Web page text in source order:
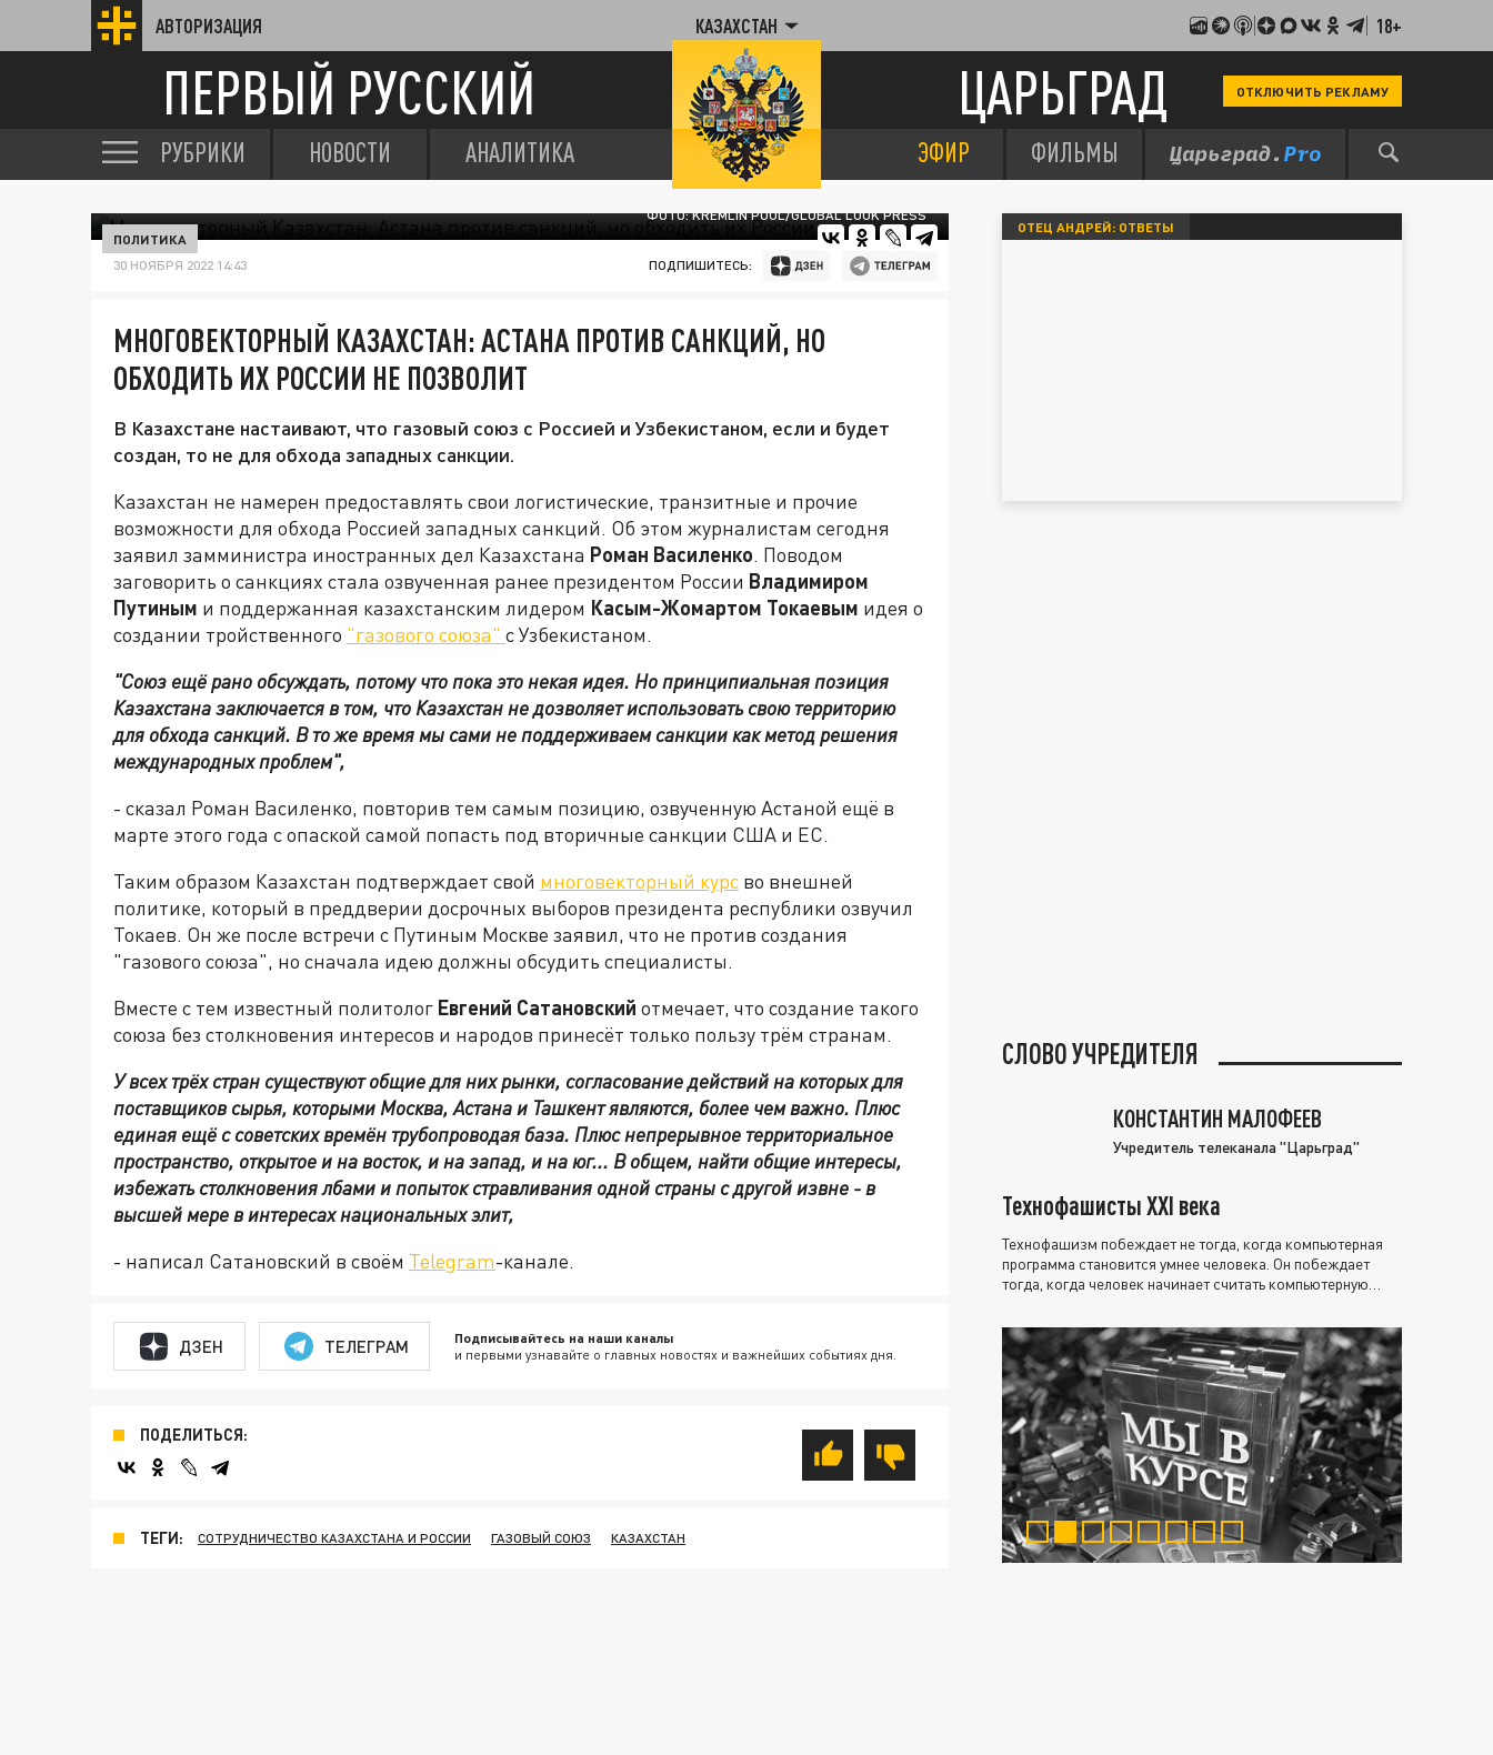
АВТОРИЗАЦИЯ КАЗАХСТАН 18+
ПЕРВЫЙ РУССКИЙ ЦАРЬГРАД ОТКЛЮЧИТЬ РЕКЛАМУ
РУБРИКИ НОВОСТИ АНАЛИТИКА ЭФИР ФИЛЬМЫ
ФОТО: KREMLIN POOL/GLOBAL LOOK PRESS
ПОЛИТИКА
30 НОЯБРЯ 2022 14:43 ПОДПИШИТЕСЬ:
МНОГОВЕКТОРНЫЙ КАЗАХСТАН: АСТАНА ПРОТИВ САНКЦИЙ, НО
ОБХОДИТЬ ИХ РОССИИ НЕ ПОЗВОЛИТ
В Казахстане настаивают, что газовый союз с Россией и Узбекистаном, если и будет
создан, то не для обхода западных санкции.
Казахстан не намерен предоставлять свои логистические, транзитные и прочие
возможности для обхода Россией западных санкций. Об этом журналистам сегодня
заявил замминистра иностранных дел Казахстана Роман Василенко. Поводом
заговорить о санкциях стала озвученная ранее президентом России Владимиром
Путиным и поддержанная казахстанским лидером Касым-Жомартом Токаевым идея о
создании тройственного "газового союза" с Узбекистаном.
"Союз ещё рано обсуждать, потому что пока это некая идея. Но принципиальная позиция
Казахстана заключается в том, что Казахстан не дозволяет использовать свою территорию
для обхода санкций. В то же время мы сами не поддерживаем санкции как метод решения
международных проблем",
- сказал Роман Василенко, повторив тем самым позицию, озвученную Астаной ещё в
марте этого года с опаской самой попасть под вторичные санкции США и ЕС.
Таким образом Казахстан подтверждает свой многовекторный курс во внешней
политике, который в преддверии досрочных выборов президента республики озвучил
Токаев. Он же после встречи с Путиным Москве заявил, что не против создания
"газового союза", но сначала идею должны обсудить специалисты.
Вместе с тем известный политолог Евгений Сатановский отмечает, что создание такого
союза без столкновения интересов и народов принесёт только пользу трём странам.
У всех трёх стран существуют общие для них рынки, согласование действий на которых для
поставщиков сырья, которыми Москва, Астана и Ташкент являются, более чем важно. Плюс
единая ещё с советских времён трубопроводая база. Плюс непрерывное территориальное
пространство, открытое и на восток, и на запад, и на юг... В общем, найти общие интересы,
избежать столкновения лбами и попыток стравливания одной страны с другой извне - в
высшей мере в интересах национальных элит,
- написал Сатановский в своём Telegram-канале.
ДЗЕН ТЕЛЕГРАМ Подписывайтесь на наши каналы
и первыми узнавайте о главных новостях и важнейших событиях дня.
ПОДЕЛИТЬСЯ:
ТЕГИ: СОТРУДНИЧЕСТВО КАЗАХСТАНА И РОССИИ ГАЗОВЫЙ СОЮЗ КАЗАХСТАН
ОТЕЦ АНДРЕЙ: ОТВЕТЫ
СЛОВО УЧРЕДИТЕЛЯ
КОНСТАНТИН МАЛОФЕЕВ
Учредитель телеканала "Царьград"
Технофашисты XXI века
Технофашизм побеждает не тогда, когда компьютерная
программа становится умнее человека. Он побеждает
тогда, когда человек начинает считать компьютерную